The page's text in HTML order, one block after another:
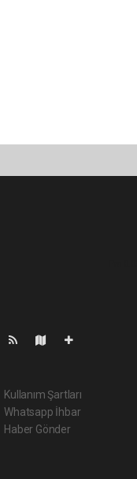
Kullanım Şartları
Whatsapp İhbar
Haber Gönder